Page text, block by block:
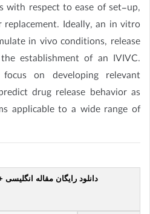
with respect to ease of set-up,
Ideally, an in vitro
in vivo conditions, release
establishment of an IVIVC.
on developing relevant
drug release behavior as
applicable to a wide range of
دانلود رایگان مقاله